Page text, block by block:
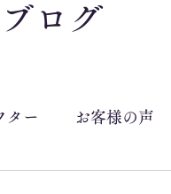
ブログ
ター お客様の声